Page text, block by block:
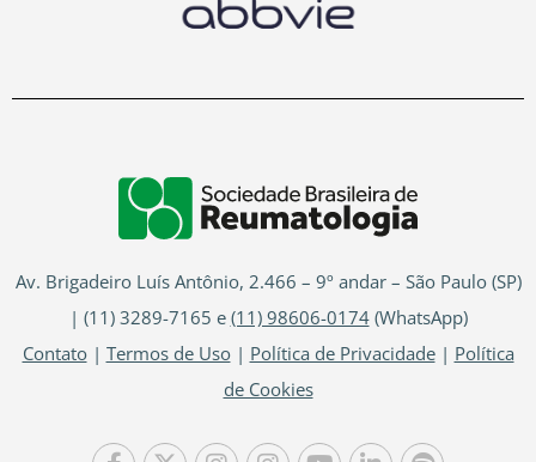
Av. Brigadeiro Luís Antônio, 2.466 – 9º andar – São Paulo (SP)
| (11) 3289-7165 e (11) 98606-0174(WhatsApp)
Contato| Termos de Uso| Política de Privacidade| Política
de Cookies